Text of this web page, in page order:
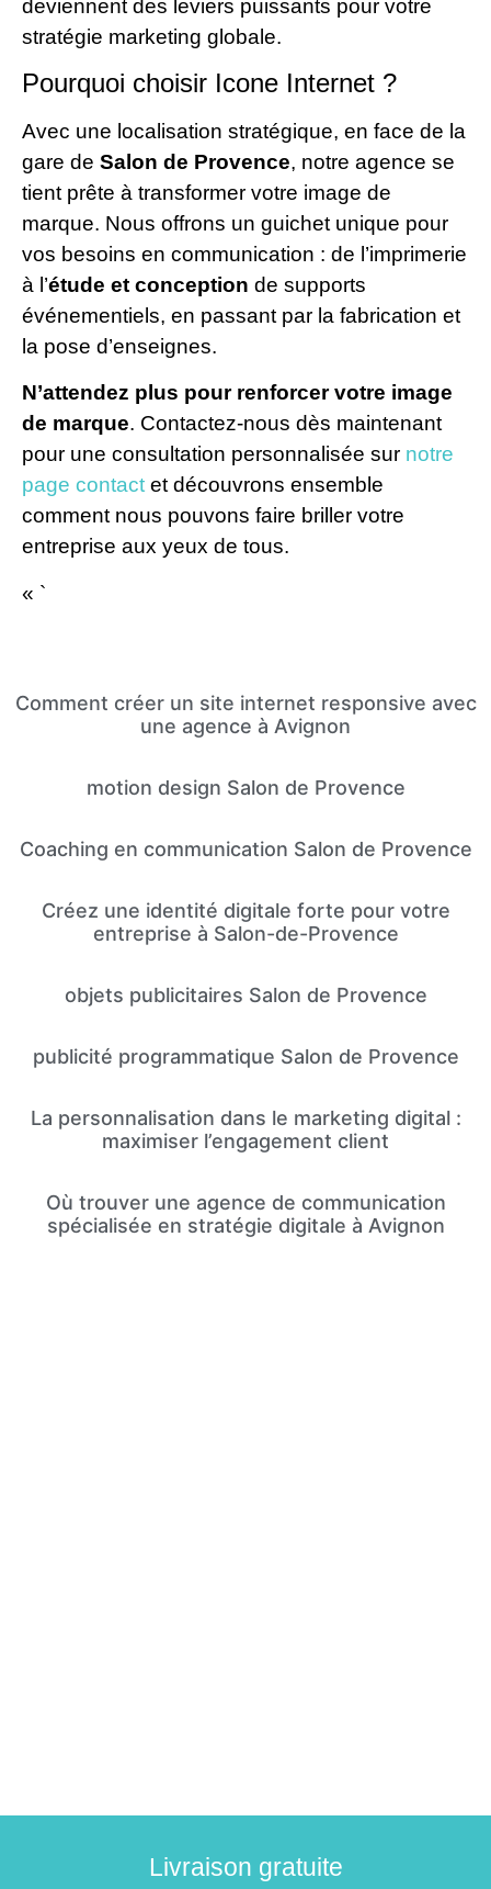
deviennent des leviers puissants pour votre
stratégie marketing globale.
Pourquoi choisir Icone Internet ?
Avec une localisation stratégique, en face de la
gare de Salon de Provence, notre agence se
tient prête à transformer votre image de
marque. Nous offrons un guichet unique pour
vos besoins en communication : de l’imprimerie
à l’étude et conception de supports
événementiels, en passant par la fabrication et
la pose d’enseignes.
N’attendez plus pour renforcer votre image
de marque. Contactez-nous dès maintenant
pour une consultation personnalisée sur notre
page contact et découvrons ensemble
comment nous pouvons faire briller votre
entreprise aux yeux de tous.
« `
Comment créer un site internet responsive avec
une agence à Avignon
motion design Salon de Provence
Coaching en communication Salon de Provence
Créez une identité digitale forte pour votre
entreprise à Salon-de-Provence
objets publicitaires Salon de Provence
publicité programmatique Salon de Provence
La personnalisation dans le marketing digital :
maximiser l’engagement client
Où trouver une agence de communication
spécialisée en stratégie digitale à Avignon
Livraison gratuite